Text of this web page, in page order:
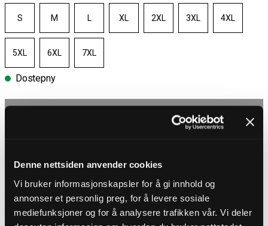
Denne nettsiden anvender cookies
Vi bruker informasjonskapsler for å gi innhold og
annonser et personlig preg, for å levere sosiale
mediefunksjoner og for å analysere trafikken vår. Vi deler
S M L XL 2XL 3XL 4XL
5XL 6XL 7XL
Dostepny
Wybierz rozmiar
Dostawa 4-7 dni
Darmowa wysyłka powyżej 450 zł
OPIS PRODUKTU